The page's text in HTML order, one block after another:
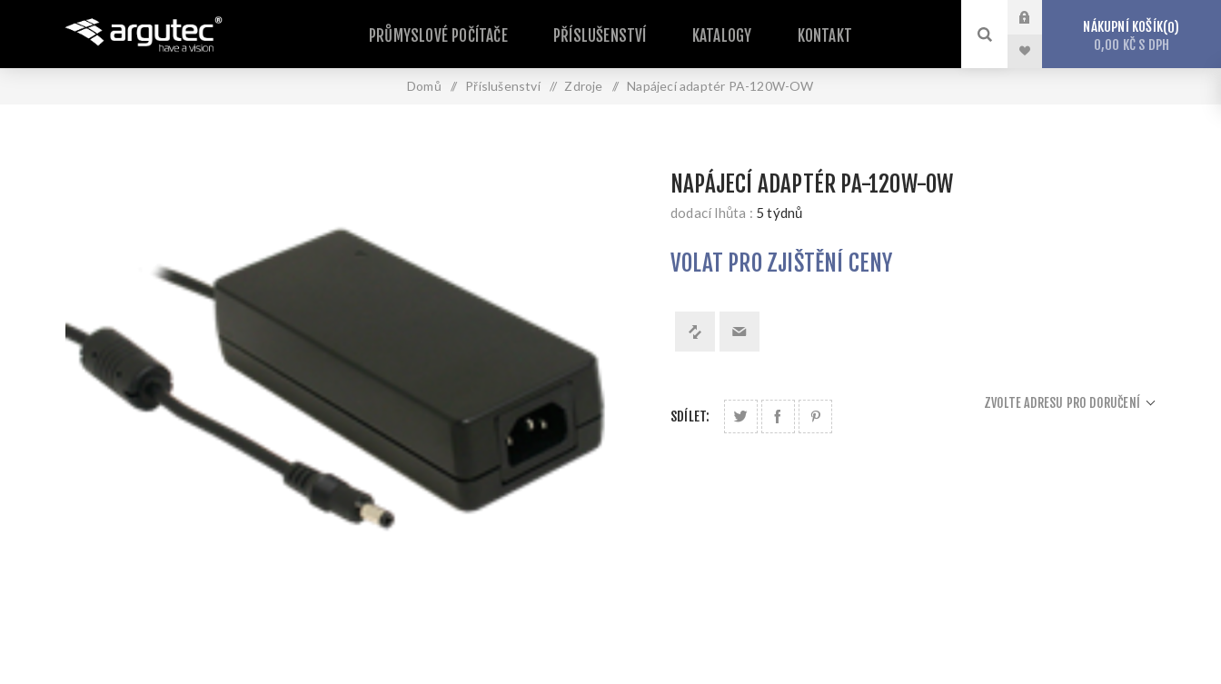
PRŮMYSLOVÉ POČÍTAČE PŘÍSLUŠENSTVÍ KATALOGY KONTAKT NÁKUPNÍ KOŠÍK 0
0,00 KČ S DPH
Domů / Příslušenství / Zdroje / Napájecí adaptér PA-120W-OW
NAPÁJECÍ ADAPTÉR PA-120W-OW
dodací lhůta : 5 týdnů
VOLAT PRO ZJIŠTĚNÍ CENY
SDÍLET:
ZVOLTE ADRESU PRO DORUČENÍ